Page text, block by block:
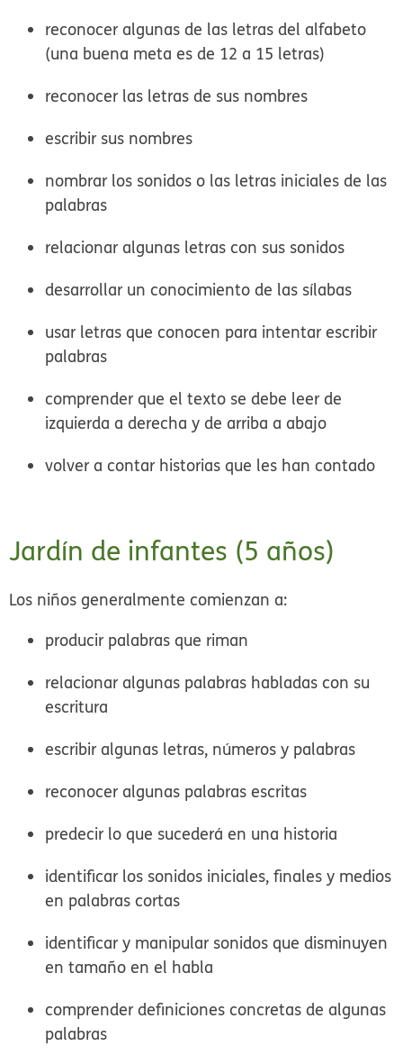
reconocer algunas de las letras del alfabeto
(una buena meta es de 12 a 15 letras)
reconocer las letras de sus nombres
escribir sus nombres
nombrar los sonidos o las letras iniciales de las
palabras
relacionar algunas letras con sus sonidos
desarrollar un conocimiento de las sílabas
usar letras que conocen para intentar escribir
palabras
comprender que el texto se debe leer de
izquierda a derecha y de arriba a abajo
volver a contar historias que les han contado
Jardín de infantes (5 años)
Los niños generalmente comienzan a:
producir palabras que riman
relacionar algunas palabras habladas con su
escritura
escribir algunas letras, números y palabras
reconocer algunas palabras escritas
predecir lo que sucederá en una historia
identificar los sonidos iniciales, finales y medios
en palabras cortas
identificar y manipular sonidos que disminuyen
en tamaño en el habla
comprender definiciones concretas de algunas
palabras